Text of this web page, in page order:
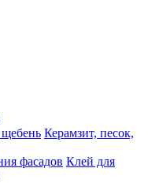
Керамзит, песок,
Клей для